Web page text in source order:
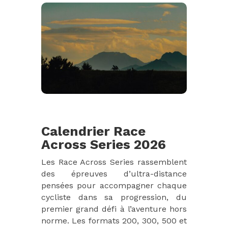
Calendrier Race
Across Series 2026
Les Race Across Series rassemblent
des épreuves d’ultra-distance
pensées pour accompagner chaque
cycliste dans sa progression, du
premier grand défi à l’aventure hors
norme. Les formats 200, 300, 500 et